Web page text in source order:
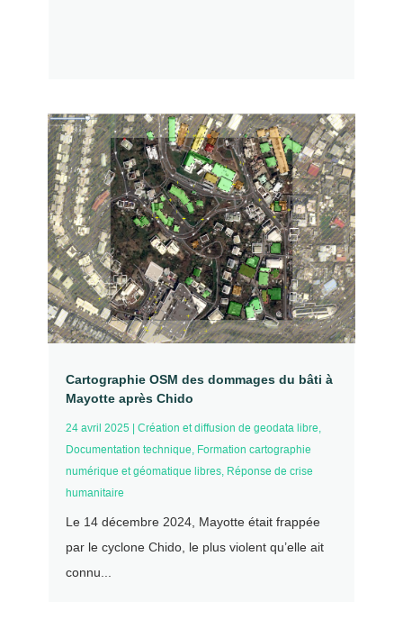
Cartographie OSM des dommages du bâti à
Mayotte après Chido
24 avril 2025 Création et diffusion de geodata libre,
Documentation technique, Formation cartographie
numérique et géomatique libres, Réponse de crise
humanitaire
Le 14 décembre 2024, Mayotte était frappée
par le cyclone Chido, le plus violent qu’elle ait
connu...